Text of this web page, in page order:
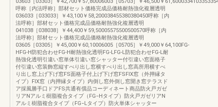
呼称［内法呼称］部材セット価格完成品価格耐熱強化複層透明
036033［033033］￥43,100￥58,200038455380380450呼称［内
法呼称］部材セット価格完成品価格耐熱強化複層透明
041038［038038］￥44,400￥59,50005575500500570呼称［内
法呼称］部材セット価格完成品価格耐熱強化複層透明
03605［03305］￥45,000￥60,10006005［05705］￥49,000￥64,100FG-
HFG-H防犯合わせFG-H耐熱強化透明FG-LFG-L防犯合わせFG-L耐
熱強化透明引違い窓単体引違い窓シャッター付引違い窓面格子
付引違い窓装飾窓縦すべり出し窓横すべり出し窓高所用横すべ
り出し窓上げ下げ窓FS面格子付上げ下げ窓FSFIX窓（外押縁タ
イプ）FIX窓（内押縁タイプ）内倒し窓外倒し窓開き窓テラスド
ア採風勝手口ドアFS共通有償品コーディネート商品防火戸ガゼ
リアNアルミ樹脂複合タイプ（FG−Hタイプ）防火戸ガゼリアN
アルミ樹脂複合タイプ（FG−Lタイプ）防火単体シャッター